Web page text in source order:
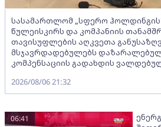
სასამართლომ „სფერო
წულეისკირს და კომპანიის
თავისუფლების აღკვეთა
მსჯავრდადებულებს
კომპენსაციის გადახდის
2026/08/06 21:32
06:41